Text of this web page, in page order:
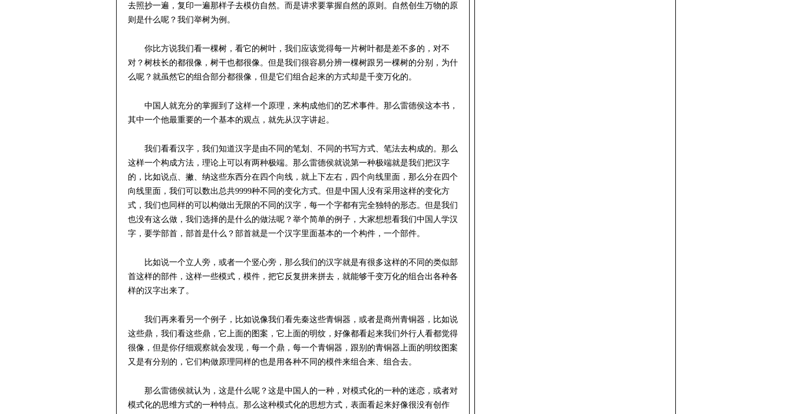
去照抄一遍，复印一遍那样子去模仿自然。而是讲求要掌握自然的原则。自然创生万物的原
则是什么呢？我们举树为例。
你比方说我们看一棵树，看它的树叶，我们应该觉得每一片树叶都是差不多的，对不
对？树枝长的都很像，树干也都很像。但是我们很容易分辨一棵树跟另一棵树的分别，为什
么呢？就虽然它的组合部分都很像，但是它们组合起来的方式却是千变万化的。
中国人就充分的掌握到了这样一个原理，来构成他们的艺术事件。那么雷德侯这本书，
其中一个他最重要的一个基本的观点，就先从汉字讲起。
我们看看汉字，我们知道汉字是由不同的笔划、不同的书写方式、笔法去构成的。那么
这样一个构成方法，理论上可以有两种极端。那么雷德侯就说第一种极端就是我们把汉字
的，比如说点、撇、纳这些东西分在四个向线，就上下左右，四个向线里面，那么分在四个
向线里面，我们可以数出总共9999种不同的变化方式。但是中国人没有采用这样的变化方
式，我们也同样的可以构做出无限的不同的汉字，每一个字都有完全独特的形态。但是我们
也没有这么做，我们选择的是什么的做法呢？举个简单的例子，大家想想看我们中国人学汉
字，要学部首，部首是什么？部首就是一个汉字里面基本的一个构件，一个部件。
比如说一个立人旁，或者一个竖心旁，那么我们的汉字就是有很多这样的不同的类似部
首这样的部件，这样一些模式，模件，把它反复拼来拼去，就能够千变万化的组合出各种各
样的汉字出来了。
我们再来看另一个例子，比如说像我们看先秦这些青铜器，或者是商州青铜器，比如说
这些鼎，我们看这些鼎，它上面的图案，它上面的明纹，好像都看起来我们外行人看都觉得
很像，但是你仔细观察就会发现，每一个鼎，每一个青铜器，跟别的青铜器上面的明纹图案
又是有分别的，它们构做原理同样的也是用各种不同的模件来组合来、组合去。
那么雷德侯就认为，这是什么呢？这是中国人的一种，对模式化的一种的迷恋，或者对
模式化的思维方式的一种特点。那么这种模式化的思想方式，表面看起来好像很没有创作